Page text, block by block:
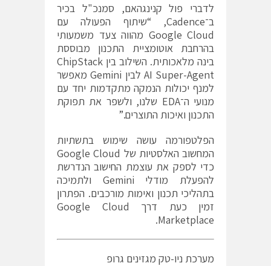
לדברי פול קנינגהאם, סמנכ"ל בכיר
ב־Cadence, “שיתוף הפעולה עם
Google Cloud מהווה צעד משמעותי
בהרחבת אוטומציית התכנון מבוססת
בינה מלאכותית. השילוב בין ChipStack
AI Super-Agent לבין Gemini מאפשר
למנף יכולות הנמקה מתקדמות יחד עם
מנועי ה־EDA שלנו, ולשפר את תפוקת
התכנון ואיכות התוצרים.”
הפלטפורמה עושה שימוש בתשתיות
המחשוב האלסטיות של Google Cloud
כדי לספק את עוצמת החישוב הנדרשת
להפעלת מודלי Gemini ולתמיכה
בתהליכי תכנון ואימות מורכבים. הפתרון
זמין כעת דרך Google Cloud
Marketplace.
מערכת ניו-טק מגזינים גרופ